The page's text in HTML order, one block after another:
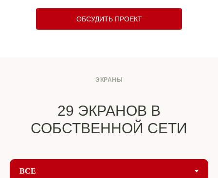
ОБСУДИТЬ ПРОЕКТ
ЭКРАНЫ
29 ЭКРАНОВ В
СОБСТВЕННОЙ СЕТИ